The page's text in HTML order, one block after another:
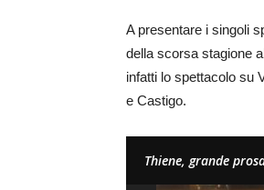
A presentare i singoli
della scorsa stagione
infatti lo spettacolo su
e Castigo.
Thiene, grande